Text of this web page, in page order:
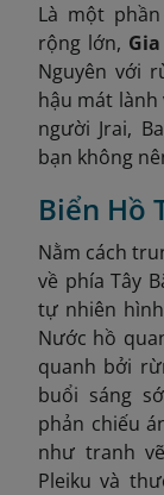
Là một
rộng lớn,
Nguyên với
hậu mát lành
người Jrai,
bạn không
Biển Hồ
Nằm cách
về phía Tây
tự nhiên
Nước hồ
quanh bởi
buổi sáng
phản chiếu
như tranh
Pleiku và